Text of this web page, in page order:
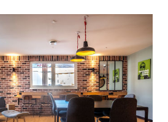
m² m²
Colocation